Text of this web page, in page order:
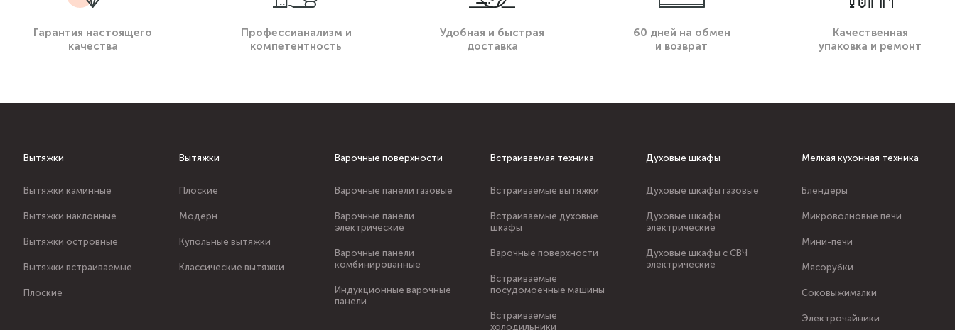
Гарантия настоящего
качества
Профессианализм и
компетентность
Удобная и быстрая
доставка
60 дней на обмен
и возврат
Качественная
упаковка и ремонт
Вытяжки
Вытяжки каминные
Вытяжки наклонные
Вытяжки островные
Вытяжки встраиваемые
Плоские
Вытяжки
Плоские
Модерн
Купольные вытяжки
Классические вытяжки
Варочные поверхности
Варочные панели газовые
Варочные панели
электрические
Варочные панели
комбинированные
Индукционные варочные
панели
Встраиваемая техника
Встраиваемые вытяжки
Встраиваемые духовые
шкафы
Варочные поверхности
Встраиваемые
посудомоечные машины
Встраиваемые
холодильники
Духовые шкафы
Духовые шкафы газовые
Духовые шкафы
электрические
Духовые шкафы с СВЧ
электрические
Мелкая кухонная техника
Блендеры
Микроволновые печи
Мини-печи
Мясорубки
Соковыжималки
Электрочайники